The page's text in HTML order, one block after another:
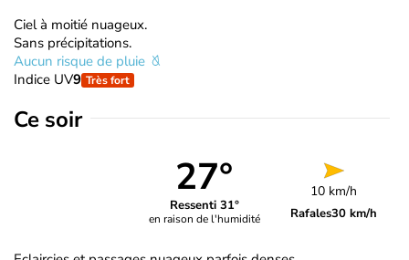
Ciel à moitié nuageux.
Sans précipitations.
Aucun risque de pluie
Indice UV9 Très fort
Ce soir
27°
Ressenti 31°
en raison de l'humidité
10 km/h
Rafales30 km/h